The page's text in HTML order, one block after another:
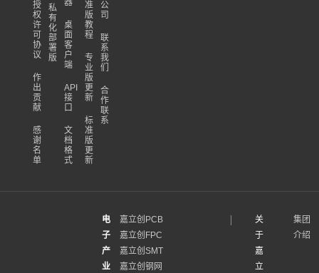
授
权
许
可
协
议
作
出
贡
献
感
谢
名
单
私
有
化
部
署
版
器
桌
面
客
户
端
API
接
口
文
档
格
式
准
版
教
程
专
业
版
更
新
标
准
版
更
新
公
司
联
系
我
们
合
作
联
系
电
子
产
业
嘉立创PCB
嘉立创FPC
嘉立创SMT
嘉立创钢网
关
于
嘉
立
集团
介绍